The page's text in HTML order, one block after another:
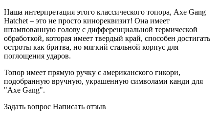
Наша интерпретация этого классического топора, Axe Gang
Hatchet – это не просто кинореквизит! Она имеет
штампованную голову с дифференциальной термической
обработкой, которая имеет твердый край, способен достигать
остроты как бритва, но мягкий стальной корпус для
поглощения ударов.
Топор имеет прямую ручку с американского гикори,
подобранную вручную, украшенную символами канди для
"Axe Gang".
Задать вопрос Написать отзыв